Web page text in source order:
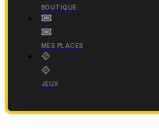
BOUTIQUE
MES PLACES
JEUX